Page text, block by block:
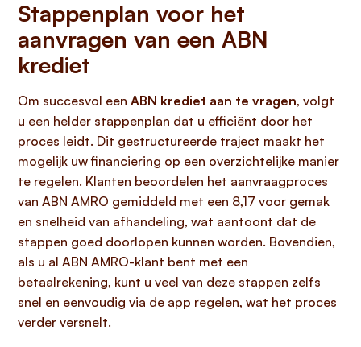
Stappenplan voor het
aanvragen van een ABN
krediet
Om succesvol een ABN krediet aan te vragen, volgt
u een helder stappenplan dat u efficiënt door het
proces leidt. Dit gestructureerde traject maakt het
mogelijk uw financiering op een overzichtelijke manier
te regelen. Klanten beoordelen het aanvraagproces
van ABN AMRO gemiddeld met een 8,17 voor gemak
en snelheid van afhandeling, wat aantoont dat de
stappen goed doorlopen kunnen worden. Bovendien,
als u al ABN AMRO-klant bent met een
betaalrekening, kunt u veel van deze stappen zelfs
snel en eenvoudig via de app regelen, wat het proces
verder versnelt.